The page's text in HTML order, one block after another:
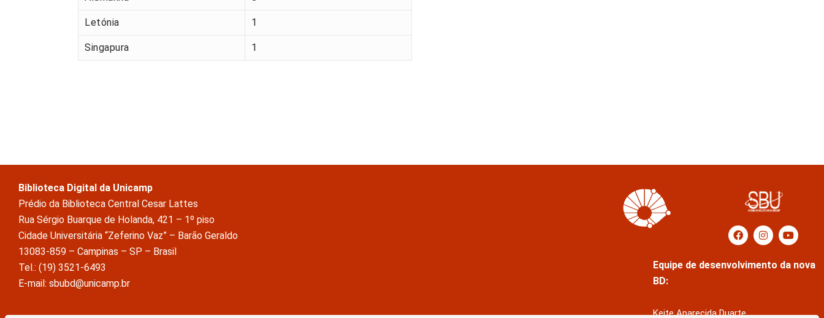
Letónia 1
Singapura 1
Biblioteca Digital da Unicamp
Prédio da Biblioteca Central Cesar Lattes
Rua Sérgio Buarque de Holanda, 421 – 1º piso
Cidade Universitária “Zeferino Vaz” – Barão Geraldo
13083-859 – Campinas – SP – Brasil
Tel.: (19) 3521-6493
E-mail: sbubd@unicamp.br
Equipe de desenvolvimento da nova
BD:
Keite Aparecida Duarte